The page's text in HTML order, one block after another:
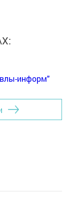
информ"